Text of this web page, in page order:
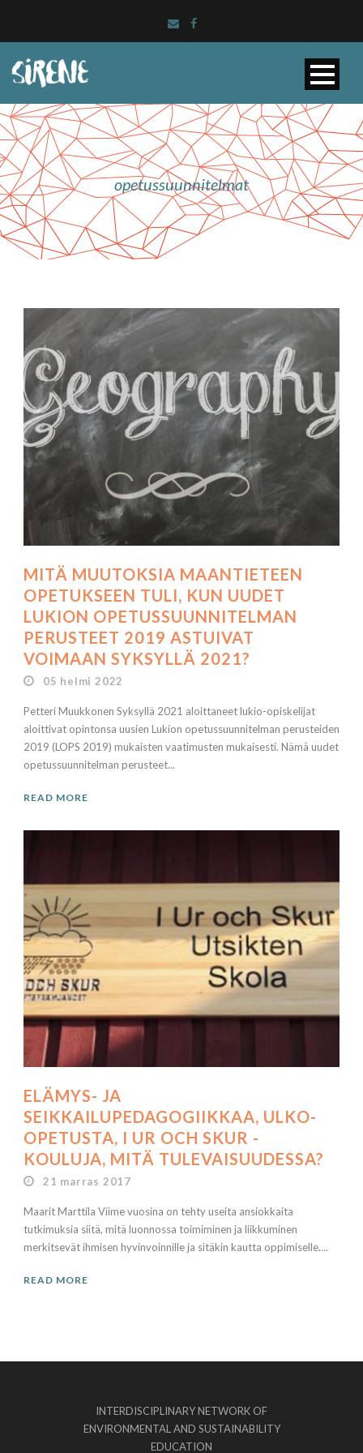
opetussuunnitelmat
MITÄ MUUTOKSIA MAANTIETEEN
OPETUKSEEN TULI, KUN UUDET
LUKION OPETUSSUUNNITELMAN
PERUSTEET 2019 ASTUIVAT
VOIMAAN SYKSYLLÄ 2021?
05 helmi 2022
Petteri Muukkonen Syksyllä 2021 aloittaneet lukio-opiskelijat
aloittivat opintonsa uusien Lukion opetussuunnitelman perusteiden
2019 (LOPS 2019) mukaisten vaatimusten mukaisesti. Nämä uudet
opetussuunnitelman perusteet...
READ MORE
ELÄMYS- JA
SEIKKAILUPEDAGOGIIKKAA, ULKO-
OPETUSTA, I UR OCH SKUR -
KOULUJA, MITÄ TULEVAISUUDESSA?
21 marras 2017
Maarit Marttila Viime vuosina on tehty useita ansiokkaita
tutkimuksia siitä, mitä luonnossa toimiminen ja liikkuminen
merkitsevät ihmisen hyvinvoinnille ja sitäkin kautta oppimiselle....
READ MORE
INTERDISCIPLINARY NETWORK OF
ENVIRONMENTAL AND SUSTAINABILITY
EDUCATION